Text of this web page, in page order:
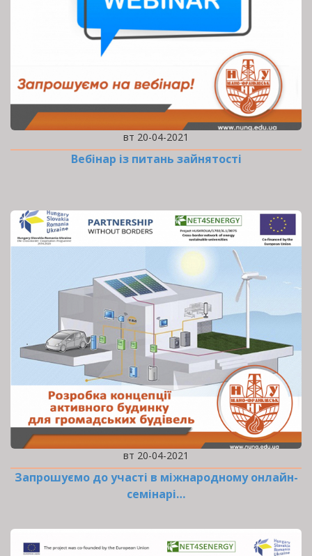
вт 20-04-2021
Вебінар із питань зайнятості
вт 20-04-2021
Запрошуємо до участі в міжнародному онлайн-
семінарі…